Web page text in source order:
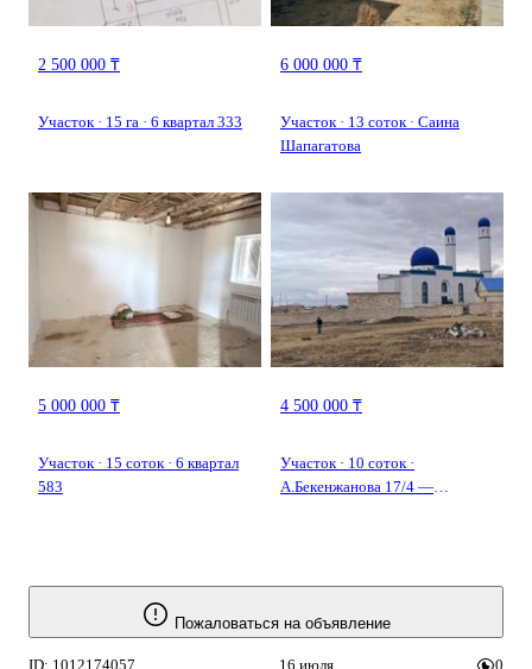
2 500 000 ₸
Участок · 15 га · 6 квартал 333
6 000 000 ₸
Участок · 13 соток · Саина
Шапагатова
5 000 000 ₸
Участок · 15 соток · 6 квартал
583
4 500 000 ₸
Участок · 10 соток ·
А.Бекенжанова 17/4 —
Пожаловаться на объявление
ID: 1012174057 16 июля 0